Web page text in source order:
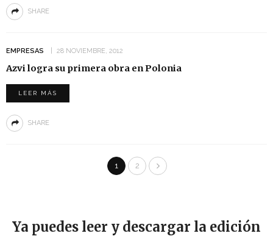
SHARE
EMPRESAS 28 NOVIEMBRE, 2012
Azvi logra su primera obra en Polonia
LEER MÁS
SHARE
1 2
Ya puedes leer y descargar la edición